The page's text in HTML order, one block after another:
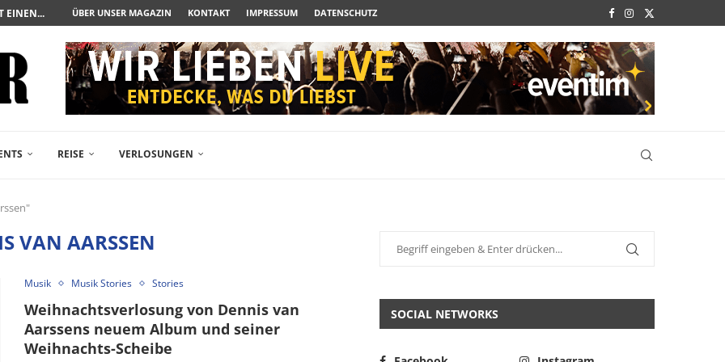
DER BESONDEREN ART
ZUM ALBTRAUM WIRD
FREIKARTEN- UND...
ACTION-BLOCKBUSTER...
POLARSTERN...
JETZT AUF DVD...
ROMCOM AUS 1963...
ÜBER UNSER MAGAZIN KONTAKT IMPRESSUM DATENSCHUTZ
REISE VERLOSUNGEN
VAN AARSSEN
Musik Musik Stories Stories
Weihnachtsverlosung von Dennis van
Aarssens neuem Album und seiner
Weihnachts-Scheibe
SOCIAL NETWORKS